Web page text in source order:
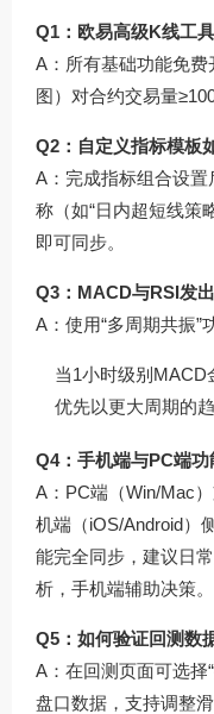
Q1：欧易高级K线工
A：所有基础功能免
图）对合约交易量
Q2：自定义指标模板
A：完成指标组合设
称（如“日内超短线策
即可同步。
Q3：MACD与RSI发
A：使用“多周期共振”
当1小时级别MACD
优先以更大周期的
Q4：手机端与PC端功
A：PC端（Win/Mac
机端（iOS/Android）
能完全同步，建议日
析，手机端辅助决策。
Q5：如何验证回测数
A：在回测页面可选择
盘口数据，支持调整